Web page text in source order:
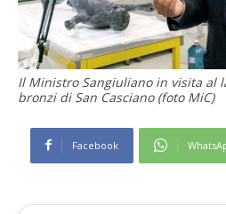
Il Ministro Sangiuliano in visita al
bronzi di San Casciano (foto MiC)
Facebook